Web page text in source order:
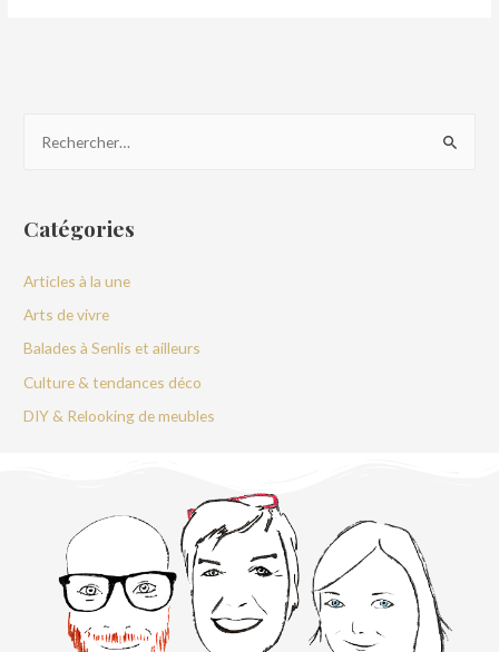
Catégories
Articles à la une
Arts de vivre
Balades à Senlis et ailleurs
Culture & tendances déco
DIY & Relooking de meubles